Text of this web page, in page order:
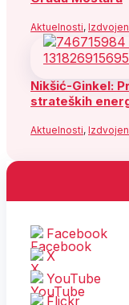
Aktuelnosti,
Nikšić-Ginkel:
strateških
Aktuelnosti,
Facebook
X
YouTube
Flickr